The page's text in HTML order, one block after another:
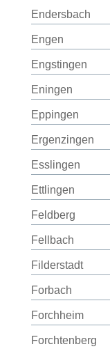
Endersbach
Engen
Engstingen
Eningen
Eppingen
Ergenzingen
Esslingen
Ettlingen
Feldberg
Fellbach
Filderstadt
Forbach
Forchheim
Forchtenberg